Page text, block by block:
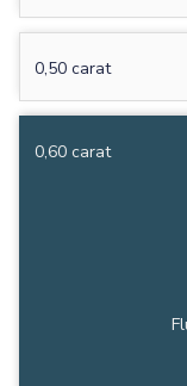
0,50 carat
0,60 carat